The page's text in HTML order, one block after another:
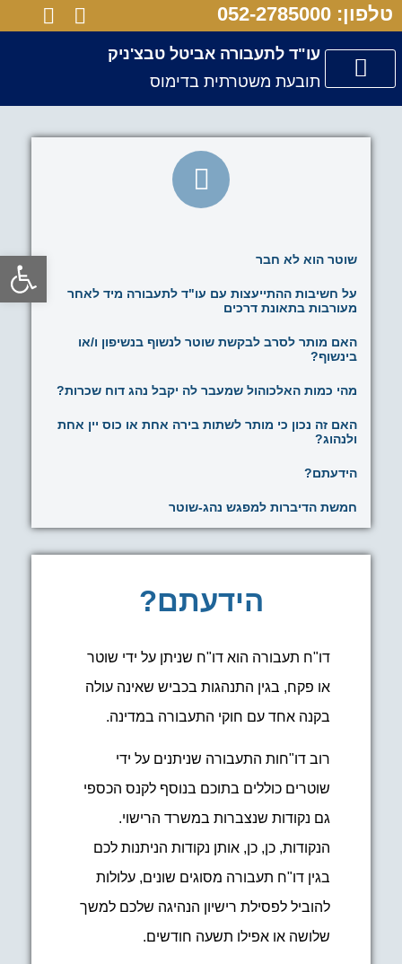
טלפון: 052-2785000
עו"ד לתעבורה אביטל טבצ'ניק
תובעת משטרתית בדימוס
שוטר הוא לא חבר
על חשיבות ההתייעצות עם עו"ד לתעבורה מיד לאחר
מעורבות בתאונת דרכים
האם מותר לסרב לבקשת שוטר לנשוף בנשיפון ו/או
בינשוף?
מהי כמות האלכוהול שמעבר לה יקבל נהג דוח שכרות?
האם זה נכון כי מותר לשתות בירה אחת או כוס יין אחת
ולנהוג?
הידעתם?
חמשת הדיברות למפגש נהג-שוטר
הידעתם?
דו"ח תעבורה הוא דו"ח שניתן על ידי שוטר
או פקח, בגין התנהגות בכביש שאינה עולה
בקנה אחד עם חוקי התעבורה במדינה.
רוב דו"חות התעבורה שניתנים על ידי
שוטרים כוללים בתוכם בנוסף לקנס הכספי
גם נקודות שנצברות במשרד הרישוי.
הנקודות, כן, כן, אותן נקודות הניתנות לכם
בגין דו"ח תעבורה מסוגים שונים, עלולות
להוביל לפסילת רישיון הנהיגה שלכם למשך
שלושה או אפילו תשעה חודשים.
פתח